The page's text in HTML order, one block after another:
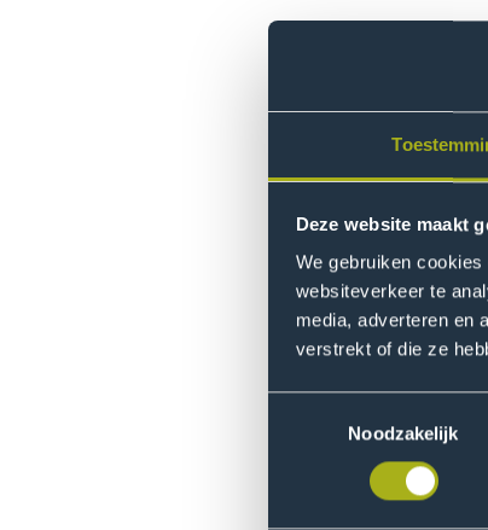
Deze website maakt
We gebruiken
websiteverkeer te
media, adverteren en
verstrekt of die ze
Noodzakelijk
Nu worden de
september 2020
zullen studenten deze
samen te stellen. De
vertaald.